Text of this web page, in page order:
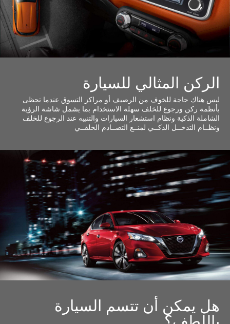
الركن المثالي للسيارة
ليس هناك حاجة للخوف من الرصيف أو مراكز التسوق عندما تحظى
بأنظمة ركن ورجوع للخلف سهلة الاستخدام بما يشمل شاشة الرؤية
الشاملة الذكية ونظام استشعار السيارات والتنبيه عند الرجوع للخلف
ونظــام التدخــل الذكــي لمنــع التصــادم الخلفــي
هل يمكن أن تتسم السيارة